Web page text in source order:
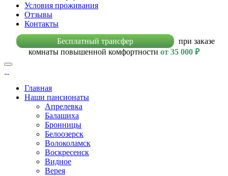
Условия проживания
Отзывы
Контакты
Бесплатный трансфер
при заказе
комнаты повышенной комфортности от 35 000 ₽
Главная
Наши пансионаты
Апрелевка
Балашиха
Бронницы
Белоозерск
Волоколамск
Воскресенск
Видное
Верея